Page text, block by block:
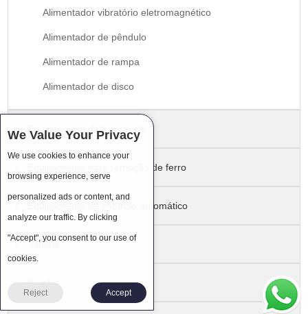
Alimentador vibratório eletromagnético
Alimentador de pêndulo
Alimentador de rampa
Alimentador de disco
Equipamento de transporte
Equipamento para remoção de ferro
Equipamento de controle automático
Válvula
We Value Your Privacy
We use cookies to enhance your
browsing experience, serve
personalized ads or content, and
analyze our traffic. By clicking
"Accept", you consent to our use of
cookies.
Reject Accept